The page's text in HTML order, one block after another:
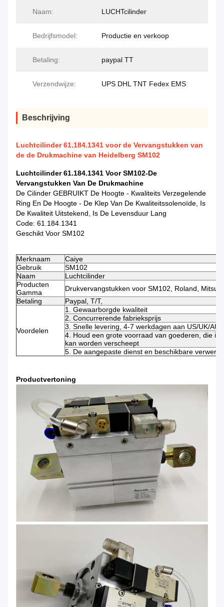
Naam: LUCHTcilinder
Bedrijfsmodel: Productie en verkoop
Betaling: paypal TT
Verzendwijze: UPS DHL TNT Fedex EMS
Beschrijving
Luchtcilinder 61.184.1341 voor de Vervangstukken van
de de Drukmachine van Heidelberg SM102
Luchtcilinder 61.184.1341 Voor SM102-De
Vervangstukken Van De Drukmachine
De Cilinder GEBRUIKT De Hoogte - Kwaliteits Verzegelende
Ring En De Hoogte - De Klep Van De Kwaliteitssolenoïde, Is
De Kwaliteit Uitstekend, Is De Levensduur Lang
Code: 61.184.1341
Geschikt Voor SM102
Merknaam
Caiye
Gebruik
SM102
Naam
Luchtcilinder
Producten
Gamma
Drukvervangstukken voor SM102, Roland,
Betaling
Paypal, T/T,
Voordelen
1. Gewaarborgde kwaliteit
2. Concurrerende fabrieksprijs
3. Snelle levering, 4-7 werkdagen aan US/UK/AU
4. Houd een grote voorraad van goederen, die in
kan worden verscheept
5. De aangepaste dienst en beschikbare
Productvertoning